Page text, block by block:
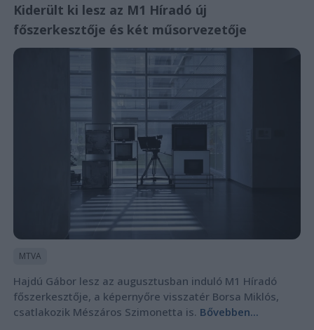
Kiderült ki lesz az M1 Híradó új
főszerkesztője és két műsorvezetője
MTVA
Hajdú Gábor lesz az augusztusban induló M1 Híradó
főszerkesztője, a képernyőre visszatér Borsa Miklós,
csatlakozik Mészáros Szimonetta is. Bővebben...